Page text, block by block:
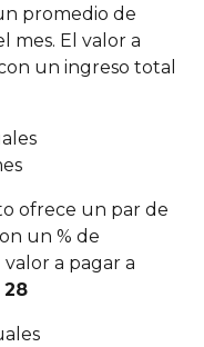
promedio de
mes. El valor a
un ingreso total
ofrece un par de
un % de
a pagar a
28